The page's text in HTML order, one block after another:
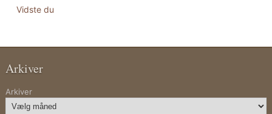
Vidste du
Arkiver
Arkiver